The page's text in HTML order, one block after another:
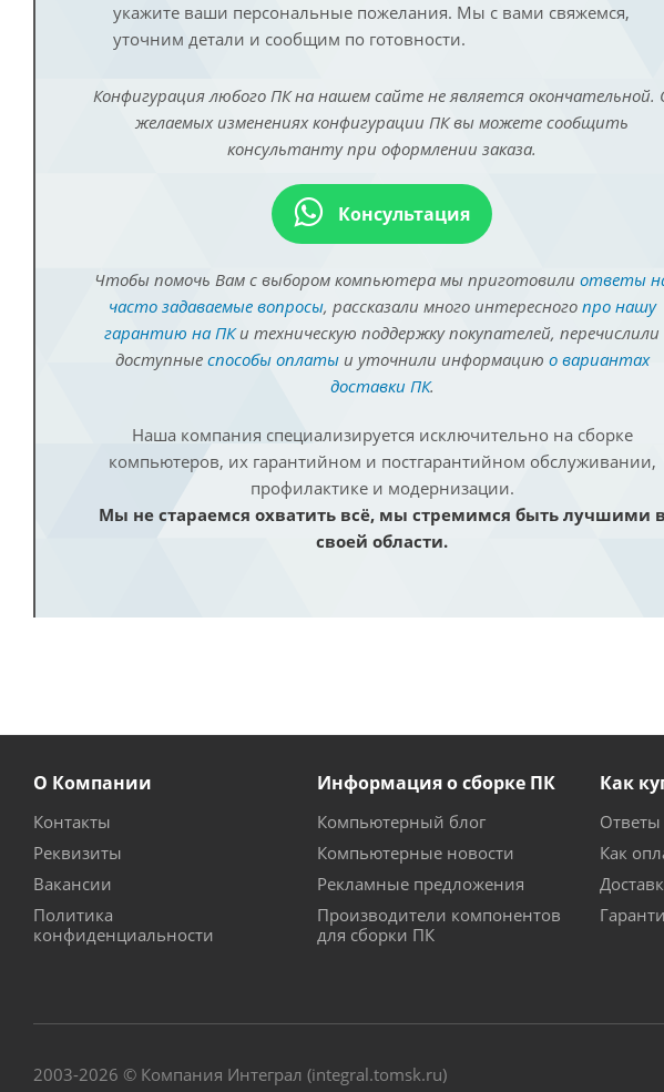
укажите ваши персональные пожелания. Мы с вами свяжемся,
уточним детали и сообщим по готовности.
Конфигурация любого ПК на нашем сайте не является окончательной.
желаемых изменениях конфигурации ПК вы можете сообщить
консультанту при оформлении заказа.
Консультация
Чтобы помочь Вам с выбором компьютера мы приготовили ответы
часто задаваемые вопросы, рассказали много интересного про нашу
гарантию на ПКи техническую поддержку покупателей, перечислили
доступные способы оплатыи уточнили информацию о вариантах
доставки ПК.
Наша компания специализируется исключительно на сборке
компьютеров, их гарантийном и постгарантийном обслуживании,
профилактике и модернизации.
Мы не стараемся охватить всё, мы стремимся быть лучшими в
своей области.
О Компании
Контакты
Реквизиты
Вакансии
Политика
конфиденциальности
Информация о сборке ПК
Компьютерный блог
Компьютерные новости
Рекламные предложения
Производители компонентов
для сборки ПК
Как
Ответы
Как
2003-2026 © Компания Интеграл (integral.tomsk.ru)